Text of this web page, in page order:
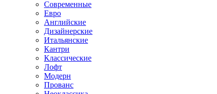
Современные
Евро
Английские
Дизайнерские
Итальянские
Кантри
Классические
Лофт
Модерн
Прованс